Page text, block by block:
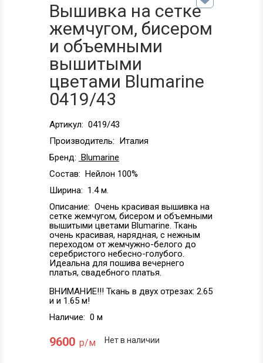
Вышивка на сетке
жемчугом, бисером
и объемными
вышитыми
цветами Blumarinе
0419/43
Артикул: 0419/43
Производитель: Италия
Бренд: Blumarine
Состав: Нейлон 100%
Ширина: 1.4 м.
Описание: Очень красивая вышивка на
сетке жемчугом, бисером и объемными
вышитыми цветами Blumarinе. Ткань
очень красивая, нарядная, с нежным
переходом от жемчужно-белого до
серебристого небесно-голубого.
Идеальна для пошива вечернего
платья, свадебного платья.
ВНИМАНИЕ!!! Ткань в двух отрезах: 2.65
и и 1.65 м!
Наличие: 0 м
9600 р/м Нет в наличии